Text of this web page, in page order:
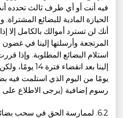
فيه أنت أو أي طرف ثالث تحدده
الحيازة المادية للبضائع
أنك لن تسترد أموالك بالكامل إلا
استلام البضائع المطلوبة. وإذا
يومًا من اليوم الذي استلمت فيه
رسوم إضافية (يرجى الاطلاع على البند
6.2. لممارسة الحق في سحب